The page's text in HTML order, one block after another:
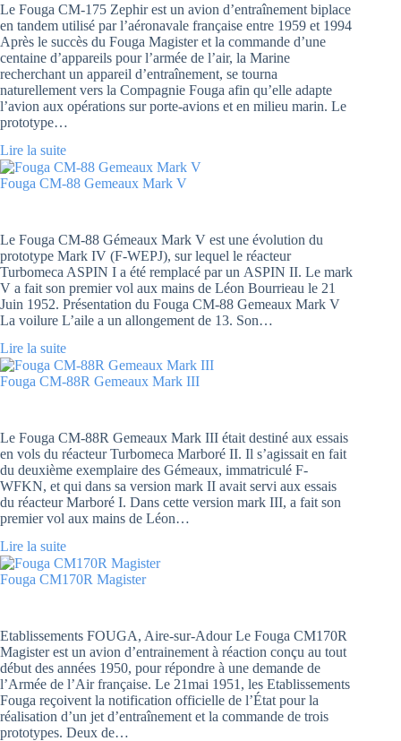
Le Fouga CM-175 Zephir est un avion d’entraînement biplace
en tandem utilisé par l’aéronavale française entre 1959 et 1994
Après le succès du Fouga Magister et la commande d’une
centaine d’appareils pour l’armée de l’air, la Marine
recherchant un appareil d’entraînement, se tourna
naturellement vers la Compagnie Fouga afin qu’elle adapte
l’avion aux opérations sur porte-avions et en milieu marin. Le
prototype…
Lire la suite
Fouga CM-88 Gemeaux Mark V
Le Fouga CM-88 Gémeaux Mark V est une évolution du
prototype Mark IV (F-WEPJ), sur lequel le réacteur
Turbomeca ASPIN I a été remplacé par un ASPIN II. Le mark
V a fait son premier vol aux mains de Léon Bourrieau le 21
Juin 1952. Présentation du Fouga CM-88 Gemeaux Mark V
La voilure L’aile a un allongement de 13. Son…
Lire la suite
Fouga CM-88R Gemeaux Mark III
Le Fouga CM-88R Gemeaux Mark III était destiné aux essais
en vols du réacteur Turbomeca Marboré II. Il s’agissait en fait
du deuxième exemplaire des Gémeaux, immatriculé F-
WFKN, et qui dans sa version mark II avait servi aux essais
du réacteur Marboré I. Dans cette version mark III, a fait son
premier vol aux mains de Léon…
Lire la suite
Fouga CM170R Magister
Etablissements FOUGA, Aire-sur-Adour Le Fouga CM170R
Magister est un avion d’entrainement à réaction conçu au tout
début des années 1950, pour répondre à une demande de
l’Armée de l’Air française. Le 21mai 1951, les Etablissements
Fouga reçoivent la notification officielle de l’État pour la
réalisation d’un jet d’entraînement et la commande de trois
prototypes. Deux de…